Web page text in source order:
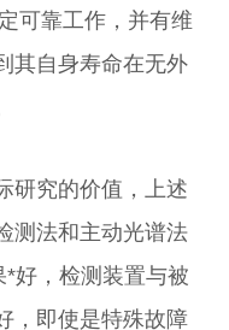
可靠工作，并有维
其自身寿命在无外
研究的价值，上述
测法和主动光谱法
好，检测装置与被
，即使是特殊故障